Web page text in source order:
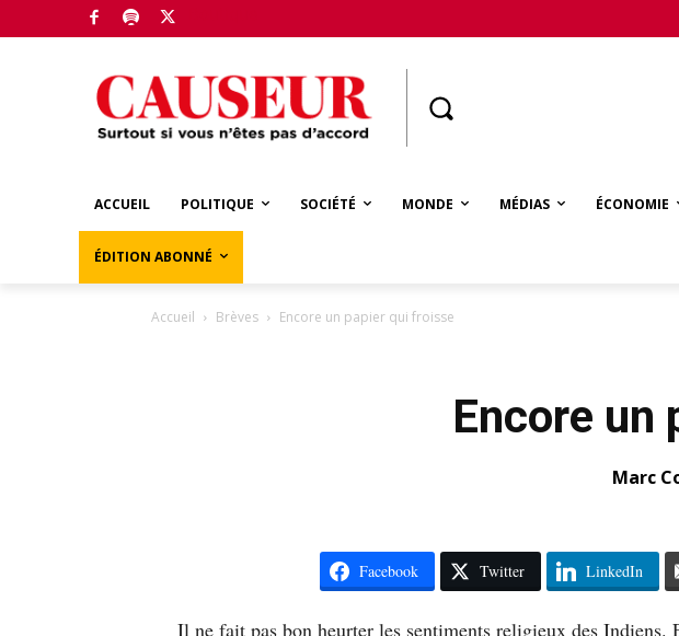
ACCUEIL POLITIQUE SOCIÉTÉ MONDE MÉDIAS ÉCONOMIE
ÉDITION ABONNÉ
Accueil Brèves Encore un papier qui froisse
Encore un
Marc
Facebook Twitter LinkedIn
Il ne fait pas bon heurter les sentiments religieux des Indiens.